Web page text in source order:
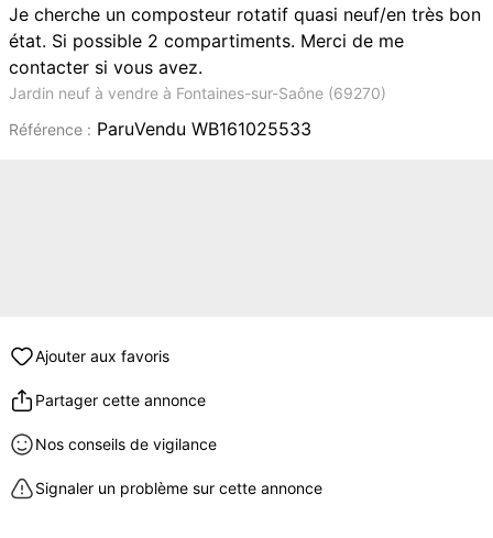
Je cherche un composteur rotatif quasi neuf/en très bon
état. Si possible 2 compartiments. Merci de me
contacter si vous avez.
Jardin neuf à vendre à Fontaines-sur-Saône (69270)
Référence : ParuVendu WB161025533
Ajouter aux favoris
Partager cette annonce
Nos conseils de vigilance
Signaler un problème sur cette annonce